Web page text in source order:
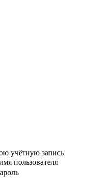
учётную запись
пользователя